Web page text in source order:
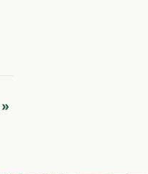
»